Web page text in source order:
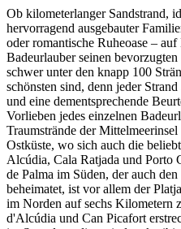
Ob kilometerlanger Sandstrand,
hervorragend ausgebauter
oder romantische Ruheoase –
Badeurlauber seinen
schwer unter den knapp 100
schönsten sind, denn jeder
und eine dementsprechende
Vorlieben jedes einzelnen
Traumstrände der
Ostküste, wo sich auch die
Alcúdia, Cala Ratjada und Porto
de Palma im Süden, der auch
beheimatet, ist vor allem der
im Norden auf sechs Kilometern
d'Alcúdia und Can Picafort